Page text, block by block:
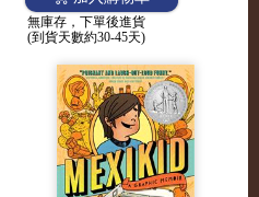
無庫存，下單後進貨
(到貨天數約30-45天)